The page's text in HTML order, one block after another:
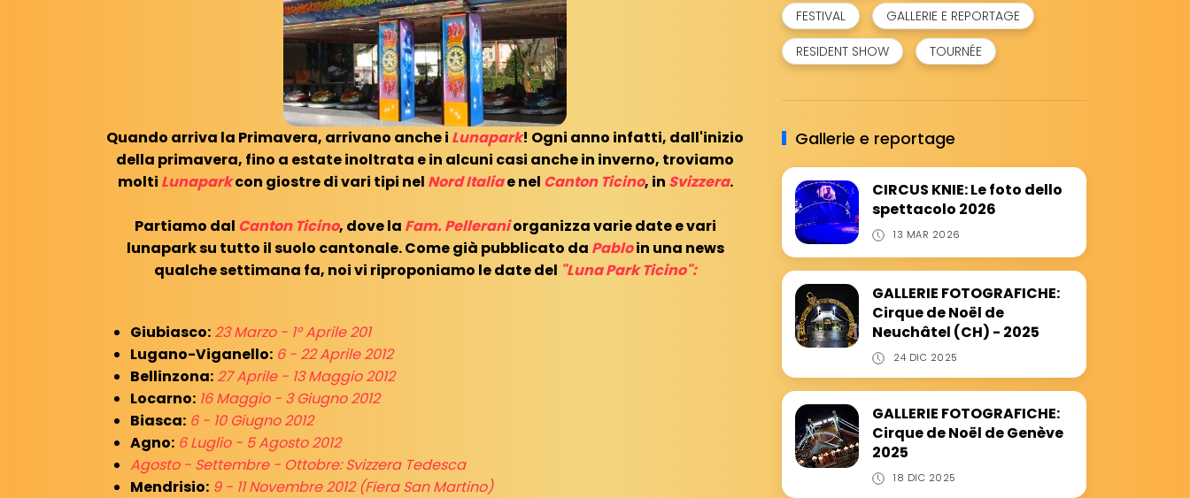
Quando arriva la Primavera, arrivano anche i Lunapark! Ogni anno infatti, dall'inizio
della primavera, fino a estate inoltrata e in alcuni casi anche in inverno, troviamo
molti Lunaparkcon giostre di vari tipi nel Nord Italiae nel Canton Ticino, in Svizzera.
Partiamo dal Canton Ticino, dove la Fam. Pelleraniorganizza varie date e vari
lunapark su tutto il suolo cantonale. Come già pubblicato da Pabloin una news
qualche settimana fa, noi vi riproponiamo le date del "Luna Park Ticino":
Giubiasco: 23 Marzo - 1° Aprile 201
Lugano-Viganello: 6 - 22 Aprile 2012
Bellinzona: 27 Aprile - 13 Maggio 2012
Locarno: 16 Maggio - 3 Giugno 2012
Biasca: 6 - 10 Giugno 2012
Agno: 6 Luglio - 5 Agosto 2012
Agosto - Settembre - Ottobre: Svizzera Tedesca
Mendrisio: 9 - 11 Novembre 2012 (Fiera San Martino)
FESTIVAL
GALLERIE E REPORTAGE
RESIDENT SHOW
TOURNÉE
Gallerie e reportage
CIRCUS KNIE: Le foto dello
spettacolo 2026
13 MAR 2026
GALLERIE FOTOGRAFICHE:
Cirque de Noël de
Neuchâtel (CH) - 2025
24 DIC 2025
GALLERIE FOTOGRAFICHE:
Cirque de Noël de Genève
2025
18 DIC 2025